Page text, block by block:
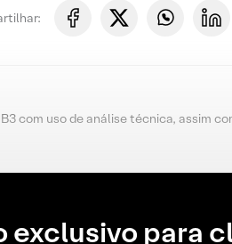
com uso de análise técnica, assim
exclusivo para